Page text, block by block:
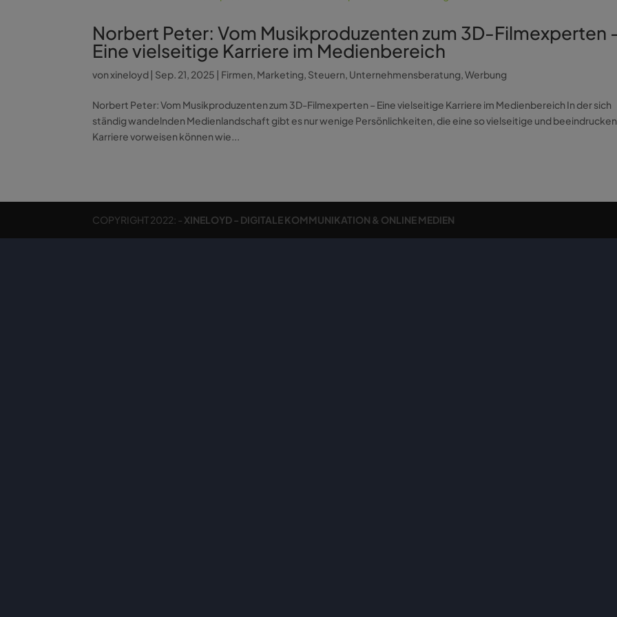
Norbert Peter: Vom Musikproduzenten zum 3D-Filmexperten
Eine vielseitige Karriere im Medienbereich
vonxineloyd| Sep. 21, 2025 | Firmen, Marketing, Steuern, Unternehmensberatung,Werbung
Norbert Peter: Vom Musikproduzenten zum 3D-Filmexperten – Eine vielseitige Karriere im Medienbereich In der sich
ständig wandelnden Medienlandschaft gibt es nur wenige Persönlichkeiten, die eine so vielseitige und
Karriere vorweisen können wie...
COPYRIGHT 2022: - XINELOYD - DIGITALE KOMMUNIKATION & ONLINE MEDIEN